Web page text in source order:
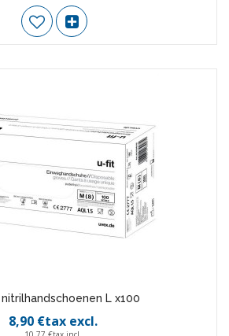
nitrilhandschoenen L x100
8,90 €tax excl.